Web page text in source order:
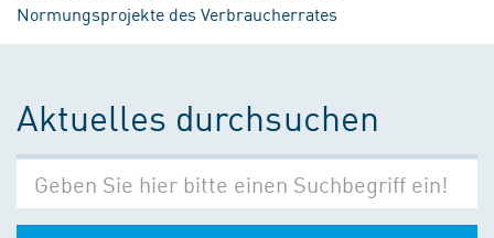
Normungsprojekte des Verbraucherrates
Aktuelles durchsuchen